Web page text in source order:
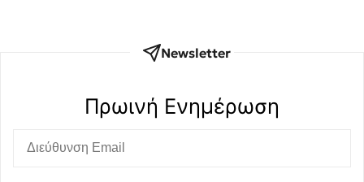
Newsletter
Πρωινή Eνημέρωση